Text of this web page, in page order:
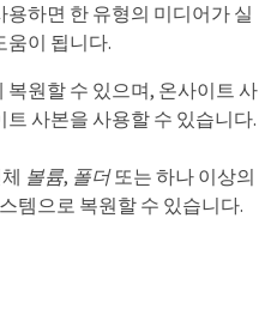
하면 한 유형의 미디어가 실
움이 됩니다.
원할 수 있으며, 온사이트 사
사본을 사용할 수 있습니다.
볼륨, 폴더또는 하나 이상의
템으로 복원할 수 있습니다.